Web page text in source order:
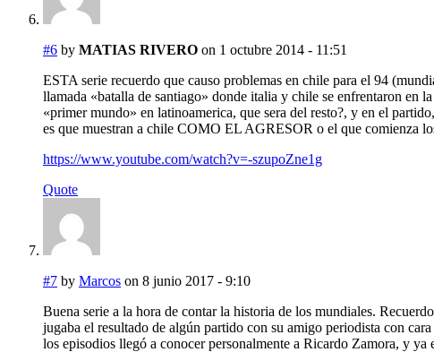
#6 by MATIAS RIVERO on 1 octubre 2014 - 11:51
ESTA serie recuerdo que causo problemas en chile para el 94
llamada «batalla de santiago» donde italia y chile se enfrentaron en
«primer mundo» en latinoamerica, que sera del resto?, y en el
es que muestran a chile COMO EL AGRESOR o el que comienza
https://www.youtube.com/watch?v=-szupoZne1g
Quote
#7 by Marcos on 8 junio 2017 - 9:10
Buena serie a la hora de contar la historia de los mundiales.
jugaba el resultado de algún partido con su amigo periodista con
los episodios llegó a conocer personalmente a Ricardo Zamora, y